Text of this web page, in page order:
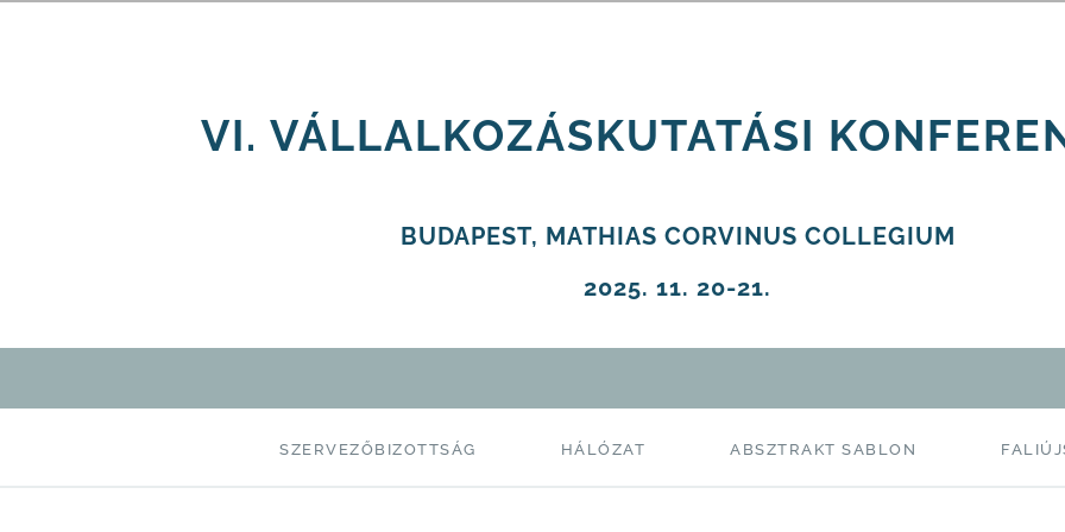
VI. VÁLLALKOZÁSKUTATÁSI
BUDAPEST, MATHIAS CORVINUS COLLEGIUM
2025. 11. 20-21.
SZERVEZŐBIZOTTSÁG HÁLÓZAT ABSZTRAKT SABLON